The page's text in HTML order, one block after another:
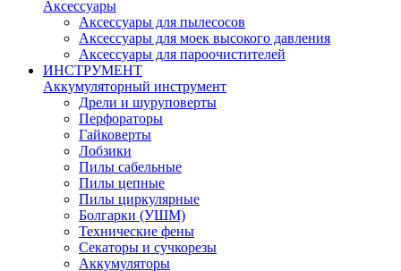
Аксессуары
Аксессуары для пылесосов
Аксессуары для моек высокого давления
Аксессуары для пароочистителей
ИНСТРУМЕНТ
Аккумуляторный инструмент
Дрели и шуруповерты
Перфораторы
Гайковерты
Лобзики
Пилы сабельные
Пилы цепные
Пилы циркулярные
Болгарки (УШМ)
Технические фены
Секаторы и сучкорезы
Аккумуляторы